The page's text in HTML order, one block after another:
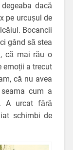
dacă
pe urcușul de
Bocancii
gând să stea
că mai rău o
emoții a trecut
că nu avea
cum a
A urcat fără
schimbi de